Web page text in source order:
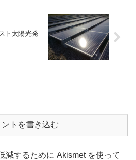
ト太陽光発
ントを書き込む
減するために Akismet を使って